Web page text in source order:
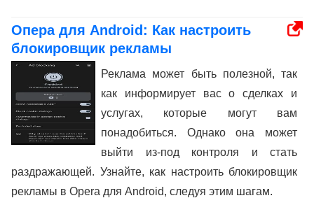
Опера для Android: Как настроить
блокировщик рекламы
Реклама может быть полезной, так
как информирует вас о сделках и
услугах, которые могут вам
понадобиться. Однако она может
выйти из-под контроля и стать
раздражающей. Узнайте, как настроить блокировщик
рекламы в Opera для Android, следуя этим шагам.